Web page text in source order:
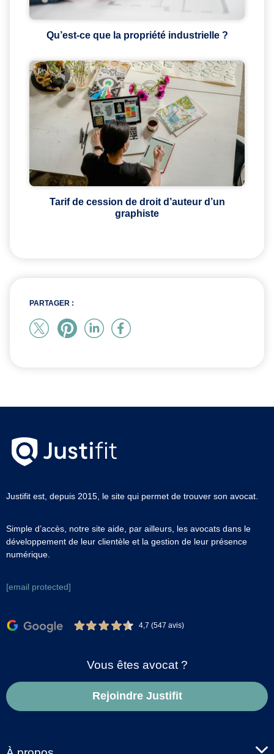
Qu’est-ce que la propriété industrielle ?
Tarif de cession de droit d’auteur d’un
graphiste
PARTAGER :
Justifit est, depuis 2015, le site qui permet de trouver son avocat.
Simple d’accès, notre site aide, par ailleurs, les avocats dans le
développement de leur clientèle et la gestion de leur présence
numérique.
[email protected]
4,7 (547 avis)
Vous êtes avocat ?
Rejoindre Justifit